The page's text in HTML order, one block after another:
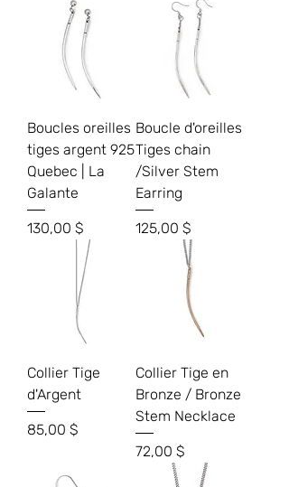
Boucles oreilles
tiges argent 925
Quebec | La
Galante
Prix
130,00 $
Boucle d'oreilles
Tiges chain
/Silver Stem
Earring
Prix
125,00 $
Collier Tige
d'Argent
Prix
85,00 $
Collier Tige en
Bronze / Bronze
Stem Necklace
Prix
72,00 $